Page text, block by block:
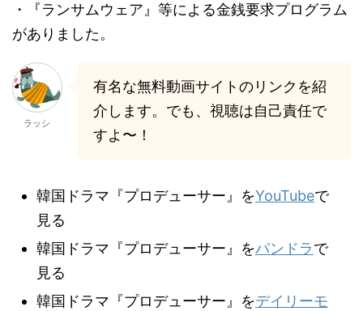
・『ランサムウェア』等による金銭要求プログラム
がありました。
ラッシ
有名な無料動画サイトのリンクを紹
介します。でも、視聴は自己責任で
すよ〜！
韓国ドラマ『プロデューサー』をYouTubeで
見る
韓国ドラマ『プロデューサー』をパンドラで
見る
韓国ドラマ『プロデューサー』をデイリーモ